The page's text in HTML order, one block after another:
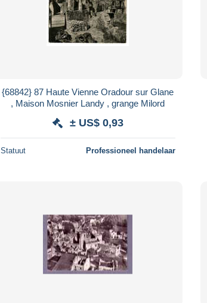
{68842} 87 Haute Vienne Oradour sur Glane
, Maison Mosnier Landy , grange Milord
± US$ 0,93
Statuut Professioneel handelaar